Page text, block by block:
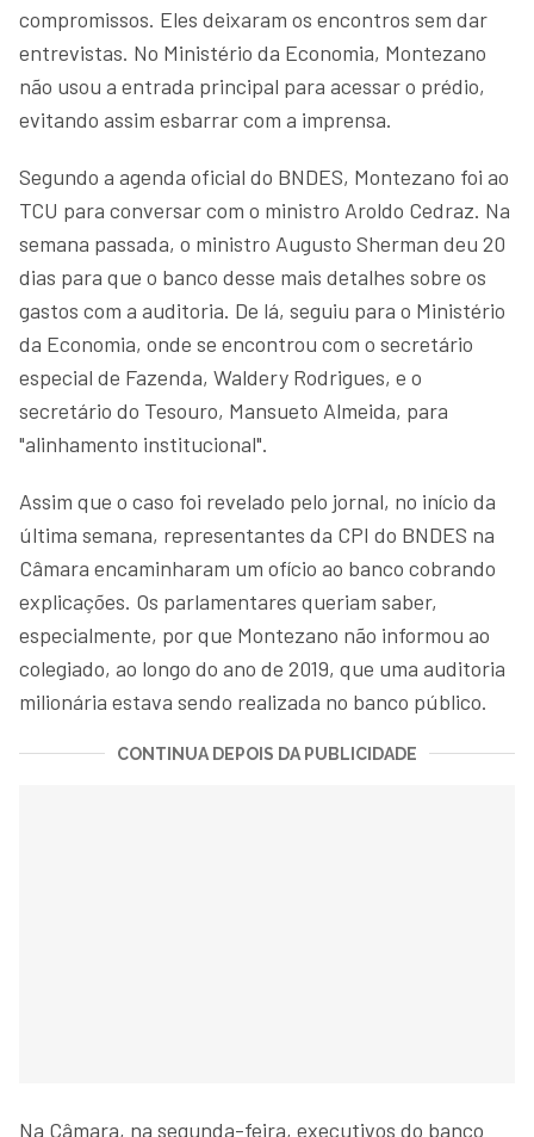
compromissos. Eles deixaram os encontros sem dar
entrevistas. No Ministério da Economia, Montezano
não usou a entrada principal para acessar o prédio,
evitando assim esbarrar com a imprensa.
Segundo a agenda oficial do BNDES, Montezano foi ao
TCU para conversar com o ministro Aroldo Cedraz. Na
semana passada, o ministro Augusto Sherman deu 20
dias para que o banco desse mais detalhes sobre os
gastos com a auditoria. De lá, seguiu para o Ministério
da Economia, onde se encontrou com o secretário
especial de Fazenda, Waldery Rodrigues, e o
secretário do Tesouro, Mansueto Almeida, para
"alinhamento institucional".
Assim que o caso foi revelado pelo jornal, no início da
última semana, representantes da CPI do BNDES na
Câmara encaminharam um ofício ao banco cobrando
explicações. Os parlamentares queriam saber,
especialmente, por que Montezano não informou ao
colegiado, ao longo do ano de 2019, que uma auditoria
milionária estava sendo realizada no banco público.
CONTINUA DEPOIS DA PUBLICIDADE
Na Câmara, na segunda-feira, executivos do banco